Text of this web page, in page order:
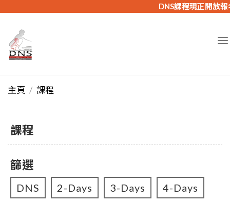
DNS課程現正開放
主頁 課程
課程
篩選
DNS 2-Days 3-Days 4-Days